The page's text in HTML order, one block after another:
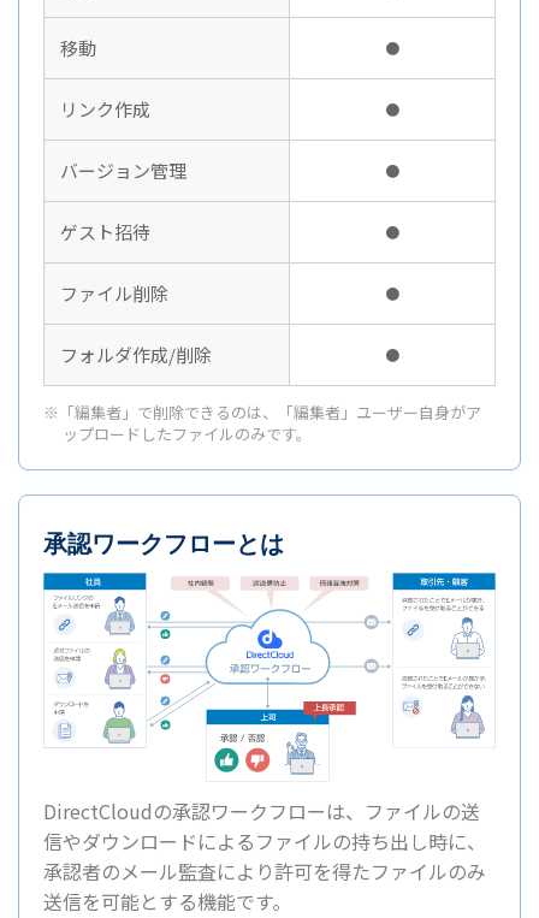
移動 ●
リンク作成 ●
バージョン管理 ●
ゲスト招待 ●
ファイル削除 ●
フォルダ作成/削除 ●
※「編集者」で削除できるのは、「編集者」ユーザー自身がア
ップロードしたファイルのみです。
承認ワークフローとは
DirectCloudの承認ワークフローは、ファイルの送
信やダウンロードによるファイルの持ち出し時に、
承認者のメール監査により許可を得たファイルのみ
送信を可能とする機能です。